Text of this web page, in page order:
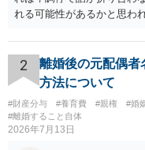
れる可能性があるかと思わ
は調停が成立するというこ
だしてでも調停で終わら
停での離婚に固執しないか
す。 お一人で対応するの
ことを検討されると良いか
2
離婚後の元配偶者
方法について
#財産分与 #養育費 #親権 #婚
#離婚すること自体
2026年7月13日